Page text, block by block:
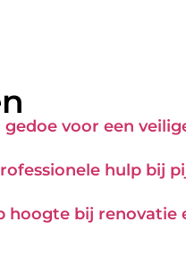
voor een
hulp bij
hoogte bij renovatie